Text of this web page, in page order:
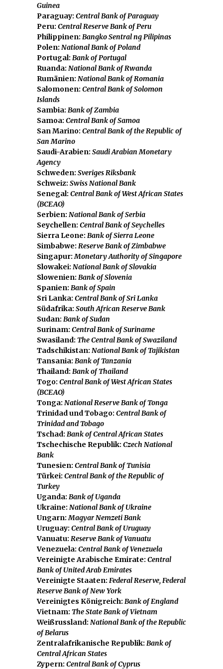
Guinea
Paraguay: Central Bank of Paraguay
Peru: Central Reserve Bank of Peru
Philippinen: Bangko Sentral ng Pilipinas
Polen: National Bank of Poland
Portugal: Bank of Portugal
Ruanda: National Bank of Rwanda
Rumänien: National Bank of Romania
Salomonen: Central Bank of Solomon
Islands
Sambia: Bank of Zambia
Samoa: Central Bank of Samoa
San Marino: Central Bank of the Republic of
San Marino
Saudi-Arabien: Saudi Arabian Monetary
Agency
Schweden: Sveriges Riksbank
Schweiz: Swiss National Bank
Senegal: Central Bank of West African States
(BCEAO)
Serbien: National Bank of Serbia
Seychellen: Central Bank of Seychelles
Sierra Leone: Bank of Sierra Leone
Simbabwe: Reserve Bank of Zimbabwe
Singapur:Monetary Authority of Singapore
Slowakei: National Bank of Slovakia
Slowenien: Bank of Slovenia
Spanien: Bank of Spain
Sri Lanka: Central Bank of Sri Lanka
Südafrika: South African Reserve Bank
Sudan: Bank of Sudan
Surinam: Central Bank of Suriname
Swasiland: The Central Bank of Swaziland
Tadschikistan: National Bank of Tajikistan
Tansania: Bank of Tanzania
Thailand: Bank of Thailand
Togo: Central Bank of West African States
(BCEAO)
Tonga: National Reserve Bank of Tonga
Trinidad und Tobago: Central Bank of
Trinidad and Tobago
Tschad: Bank of Central African States
Tschechische Republik: Czech National
Bank
Tunesien: Central Bank of Tunisia
Türkei: Central Bank of the Republic of
Turkey
Uganda: Bank of Uganda
Ukraine: National Bank of Ukraine
Ungarn:Magyar Nemzeti Bank
Uruguay: Central Bank of Uruguay
Vanuatu: Reserve Bank of Vanuatu
Venezuela: Central Bank of Venezuela
Vereinigte Arabische Emirate: Central
Bank of United Arab Emirates
Vereinigte Staaten: Federal Reserve, Federal
Reserve Bank of New York
Vereinigtes Königreich: Bank of England
Vietnam: The State Bank of Vietnam
Weißrussland: National Bank of the Republic
of Belarus
Zentralafrikanische Republik: Bank of
Central African States
Zypern: Central Bank of Cyprus